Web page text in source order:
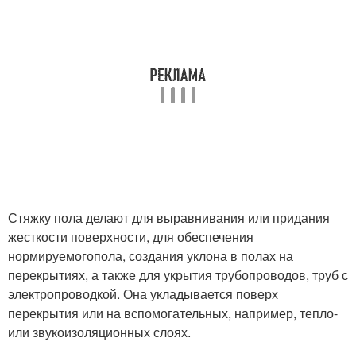
Стяжку пола делают для выравнивания или придания
жесткости поверхности, для обеспечения
нормируемогопола, создания уклона в полах на
перекрытиях, а также для укрытия трубопроводов, труб с
электропроводкой. Она укладывается поверх
перекрытия или на вспомогательных, например, тепло-
или звукоизоляционных слоях.